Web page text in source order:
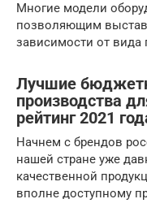
Многие модели
позволяющим
зависимости от вида
Лучшие
производства
рейтинг 2021
Начнем с брендов
нашей стране уже
качественной
вполне доступному